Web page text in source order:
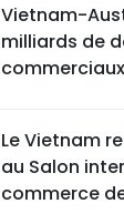
Vietnam-
milliards de
commerciaux
Le Vietnam
au Salon
commerce